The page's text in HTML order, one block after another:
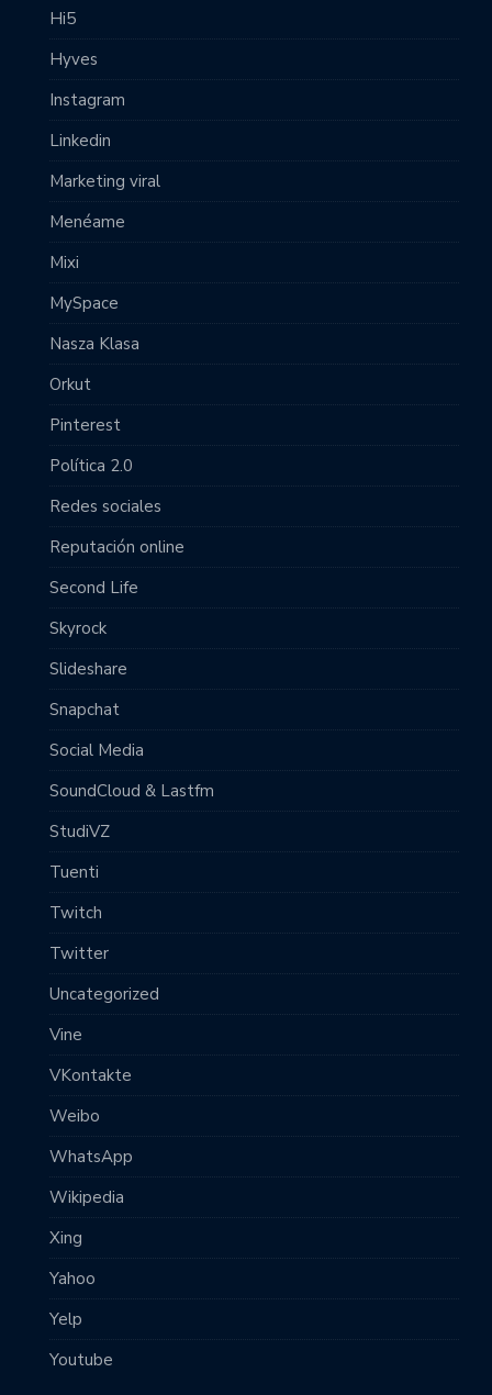
Hi5
Hyves
Instagram
Linkedin
Marketing viral
Menéame
Mixi
MySpace
Nasza Klasa
Orkut
Pinterest
Política 2.0
Redes sociales
Reputación online
Second Life
Skyrock
Slideshare
Snapchat
Social Media
SoundCloud & Lastfm
StudiVZ
Tuenti
Twitch
Twitter
Uncategorized
Vine
VKontakte
Weibo
WhatsApp
Wikipedia
Xing
Yahoo
Yelp
Youtube